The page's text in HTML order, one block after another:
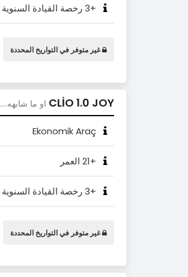
+3 رخصة القيادة السنوية
غير متوفر في التواريخ المحددة
CLİO 1.0 JOY او ما شابهه....
Ekonomik Araç
+21 العمر
+3 رخصة القيادة السنوية
غير متوفر في التواريخ المحددة